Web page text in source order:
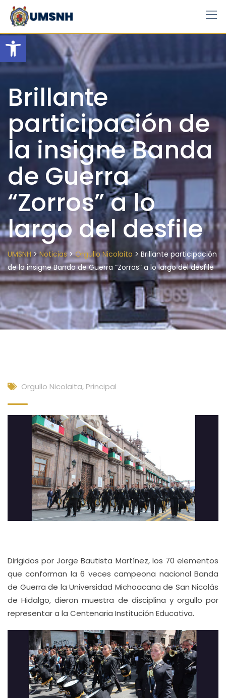
Open toolbar
Skip
content
Brillante
participación de
la insigne Banda
de Guerra
“Zorros” a lo
largo del desfile
UMSNH>Noticias>Orgullo Nicolaita > Brillante participación
de la insigne Banda de Guerra “Zorros” a lo largo del desfile
Orgullo Nicolaita, Principal
Dirigidos por Jorge Bautista Martínez, los 70 elementos
que conforman la 6 veces campeona nacional Banda
de Guerra de la Universidad Michoacana de San Nicolás
de Hidalgo, dieron muestra de disciplina y orgullo por
representar a la Centenaria Institución Educativa.